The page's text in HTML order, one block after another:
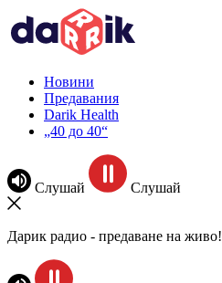
Новини
Предавания
Darik Health
„40 до 40“
Слушай Слушай
Дарик радио - предаване на живо!